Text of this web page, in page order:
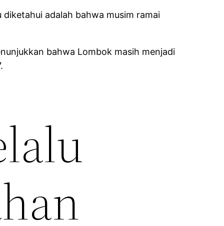
adalah bahwa musim ramai
bahwa Lombok masih menjadi